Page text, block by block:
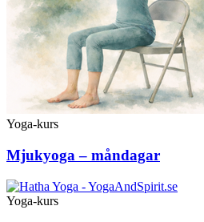
Yoga-kurs
Mjukyoga – måndagar
Yoga-kurs